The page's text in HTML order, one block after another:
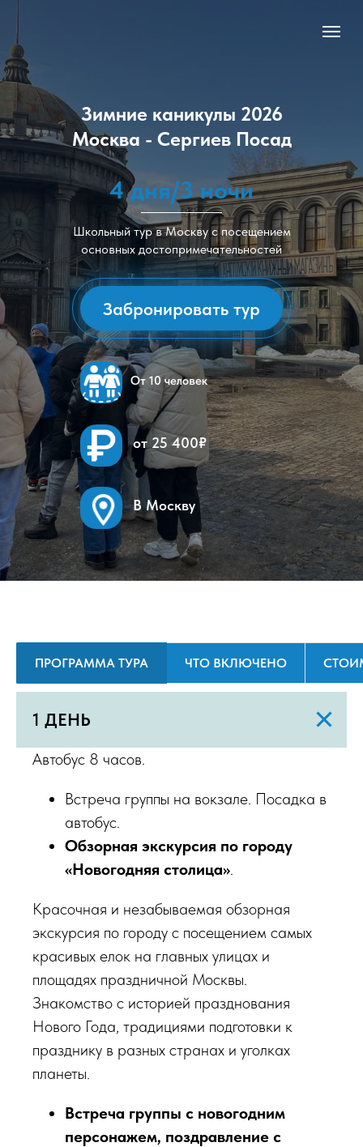
Зимние каникулы 2026
Москва - Сергиев Посад
4 дня/3 ночи
Школьный тур в Москву с посещением
основных достопримечательностей
Забронировать тур
От 10 человек
от 25 400₽
В Москву
ПРОГРАММА ТУРА ЧТО ВКЛЮЧЕНО
1 ДЕНЬ
Автобус 8 часов.
Встреча группы на вокзале. Посадка в
автобус.
Обзорная экскурсия по городу
«Новогодняя столица».
Красочная и незабываемая обзорная
экскурсия по городу с посещением самых
красивых елок на главных улицах и
площадях праздничной Москвы.
Знакомство с историей празднования
Нового Года, традициями подготовки к
празднику в разных странах и уголках
планеты.
Встреча группы с новогодним
персонажем, поздравление с